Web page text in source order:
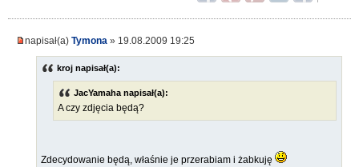
napisał(a) Tymona » 19.08.2009 19:25
kroj napisał(a):
JacYamaha napisał(a):
A czy zdjęcia będą?
Zdecydowanie będą, właśnie je przerabiam i żabkuję